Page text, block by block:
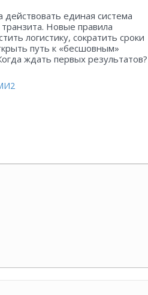
действовать единая система
Новые правила
логистику, сократить сроки
путь к «бесшовным»
ждать первых результатов?